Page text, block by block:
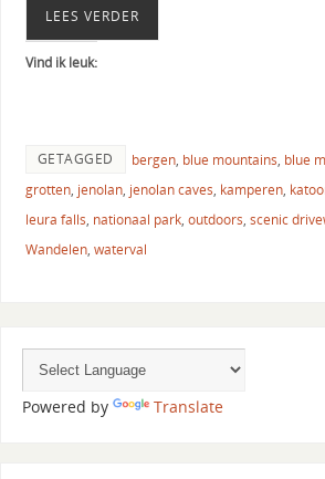
LEES VERDER
Vind ik leuk:
GETAGGED bergen, blue mountains, blue
grotten, jenolan, jenolan caves, kamperen,
leura falls, nationaal park, outdoors, scenic
Wandelen, waterval
Powered by Translate